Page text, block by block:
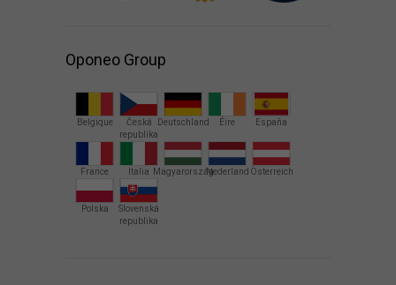
Oponeo Group
Belgique
Česká
republika
Deutschland Éire España
France Italia MagyarországNederland Österreich
Polska
Slovenská
republika